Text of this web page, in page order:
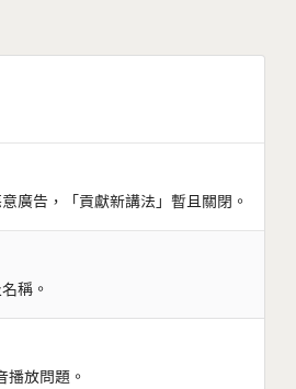
廣告，「貢獻新講法」暫且關閉。
稱。
放問題。